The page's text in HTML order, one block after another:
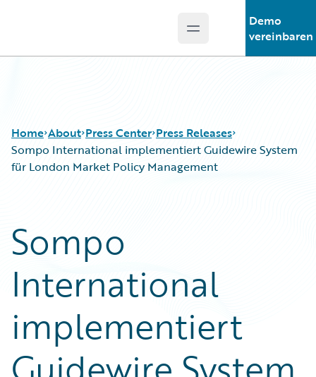
Open main menu
Demo
vereinbaren
Home About Press Center Press Releases
Sompo International implementiert Guidewire System
für London Market Policy Management
Sompo
International
implementiert